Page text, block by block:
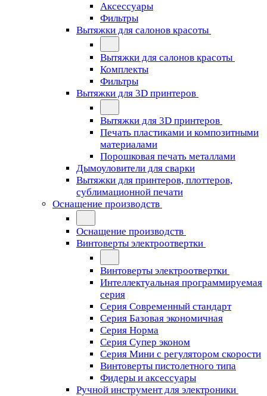
Аксессуары
Фильтры
Вытяжки для салонов красоты
Вытяжки для салонов красоты
Комплекты
Фильтры
Вытяжки для 3D принтеров
Вытяжки для 3D принтеров
Печать пластиками и композитными
материалами
Порошковая печать металлами
Дымоуловители для сварки
Вытяжки для принтеров, плоттеров,
сублимационной печати
Оснащение производств
Оснащение производств
Винтоверты электроотвертки
Винтоверты электроотвертки
Интеллектуальная программируемая
серия
Серия Современный стандарт
Серия Базовая экономичная
Серия Норма
Серия Cупер эконом
Серия Мини с регулятором скорости
Винтоверты пистолетного типа
Фидеры и аксессуары
Ручной инструмент для электроники